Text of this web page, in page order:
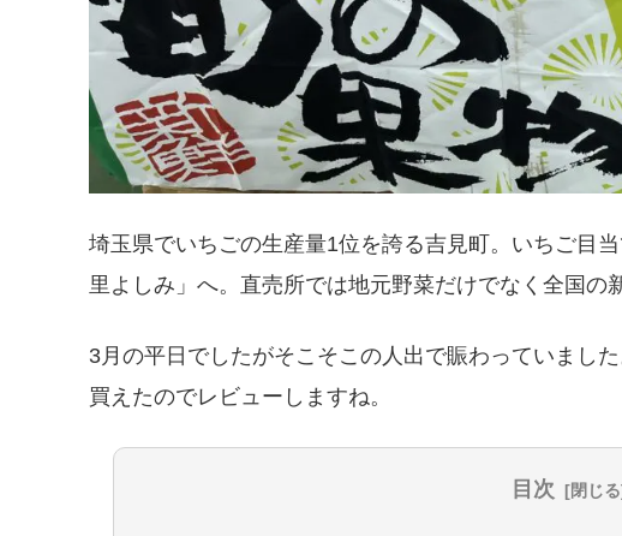
埼玉県でいちごの生産量1位を誇る吉見町。いちご目
里よしみ」へ。直売所では地元野菜だけでなく全国の
3月の平日でしたがそこそこの人出で賑わっていまし
買えたのでレビューしますね。
目次